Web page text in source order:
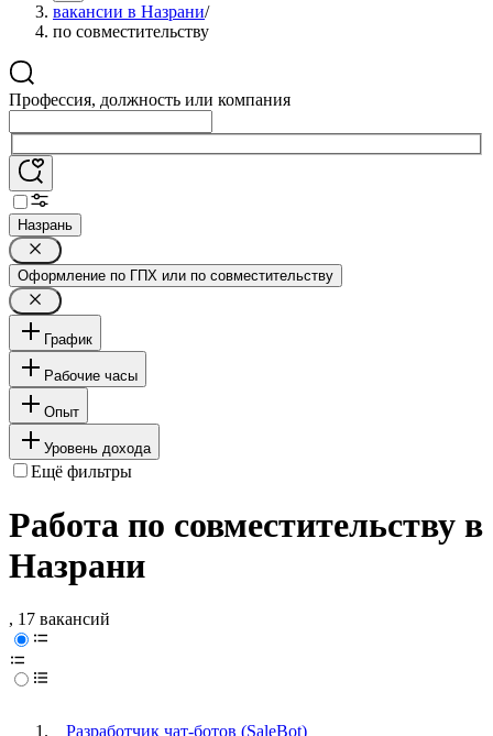
вакансии в Назрани/
по совместительству
Профессия, должность или компания
Назрань
Оформление по ГПХ или по совместительству
График
Рабочие часы
Опыт
Уровень дохода
Ещё фильтры
Работа по совместительству в
Назрани
, 17 вакансий
Разработчик чат-ботов (SaleBot)